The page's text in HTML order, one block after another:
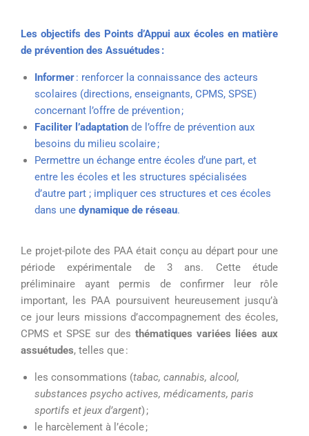
Les objectifs des Points d’Appui aux écoles en matière
de prévention des Assuétudes :
Informer: renforcer la connaissance des acteurs
scolaires (directions, enseignants, CPMS, SPSE)
concernant l’offre de prévention ;
Faciliter l’adaptation de l’offre de prévention aux
besoins du milieu scolaire ;
Permettre un échange entre écoles d’une part, et
entre les écoles et les structures spécialisées
d’autre part ; impliquer ces structures et ces écoles
dans une dynamique de réseau.
Le projet-pilote des PAA était conçu au départ pour une
périodeexpérimentale de 3 ans. Cetteétude
préliminaire ayant permis de confirmer leur
rôle
important, les PAA poursuivent heureusement jusqu’à
ce jour leurs missions d’accompagnement des écoles,
CPMS et SPSE sur des thématiques variées liées aux
assuétudes, telles que :
les consommations (tabac, cannabis, alcool,
substances psycho actives, médicaments, paris
sportifs et jeux d’argent) ;
le harcèlement à l’école ;